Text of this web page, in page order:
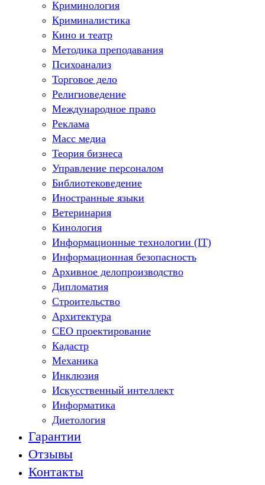
Криминология
Криминалистика
Кино и театр
Методика преподавания
Психоанализ
Торговое дело
Религиоведение
Международное право
Реклама
Масс медиа
Теория бизнеса
Управление персоналом
Библиотековедение
Иностранные языки
Ветеринария
Кинология
Информационные технологии (IT)
Информационная безопасность
Архивное делопроизводство
Дипломатия
Строительство
Архитектура
СЕО проектирование
Кадастр
Механика
Инклюзия
Искусственный интеллект
Информатика
Диетология
Гарантии
Отзывы
Контакты